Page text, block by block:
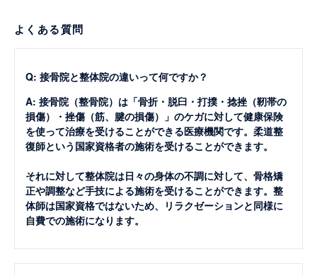
よくある質問
Q: 接骨院と整体院の違いって何ですか？
A: 接骨院（整骨院）は「骨折・脱臼・打撲・捻挫（靭帯の
損傷）・挫傷（筋、腱の損傷）」のケガに対して健康保険
を使って治療を受けることができる医療機関です。柔道整
復師という国家資格者の施術を受けることができます。
それに対して整体院は日々の身体の不調に対して、骨格矯
正や調整など手技による施術を受けることができます。整
体師は国家資格ではないため、リラクゼーションと同様に
自費での施術になります。